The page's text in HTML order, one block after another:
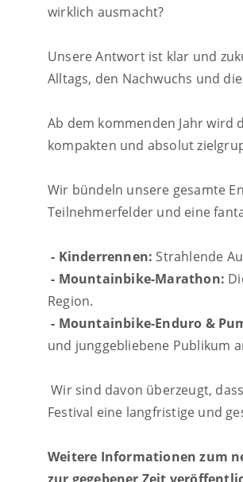
wirklich ausmacht?
Unsere Antwort ist klar und
Alltags, den Nachwuchs und
Ab dem kommenden Jahr wird
kompakten und absolut
Wir bündeln unsere gesamte
Teilnehmerfelder und eine
- Kinderrennen: Strahlende
- Mountainbike-Marathon:
Region.
- Mountainbike-Enduro &
und junggebliebene Publikum
Wir sind davon überzeugt,
Festival eine langfristige und
Weitere Informationen zum